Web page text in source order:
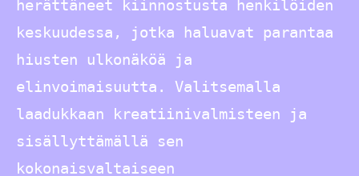
herättäneet kiinnostusta henkilöiden
keskuudessa, jotka haluavat parantaa
hiusten ulkonäköä ja
elinvoimaisuutta. Valitsemalla
laadukkaan kreatiinivalmisteen ja
sisällyttämällä sen
kokonaisvaltaiseen